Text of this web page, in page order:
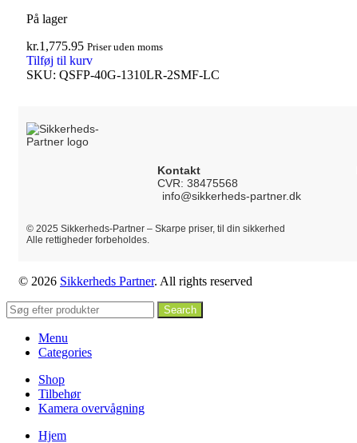
På lager
kr.1,775.95 Priser uden moms
Tilføj til kurv
SKU: QSFP-40G-1310LR-2SMF-LC
Kontakt
CVR: 38475568
info@sikkerheds-partner.dk
© 2025 Sikkerheds-Partner – Skarpe priser, til din sikkerhed
Alle rettigheder forbeholdes.
© 2026 Sikkerheds Partner. All rights reserved
Search
Menu
Categories
Shop
Tilbehør
Kamera overvågning
Hjem